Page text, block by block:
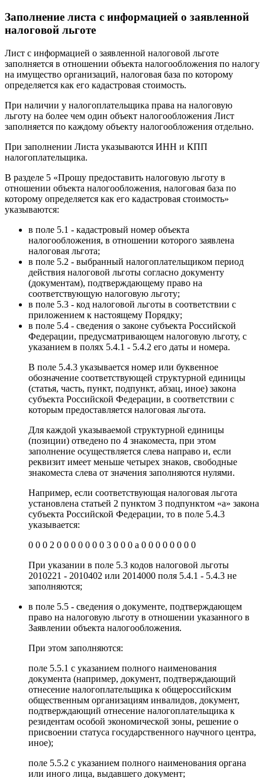
Заполнение листа с информацией о заявленной
налоговой льготе
Лист с информацией о заявленной налоговой льготе
заполняется в отношении объекта налогообложения по налогу
на имущество организаций, налоговая база по которому
определяется как его кадастровая стоимость.
При наличии у налогоплательщика права на налоговую
льготу на более чем один объект налогообложения Лист
заполняется по каждому объекту налогообложения отдельно.
При заполнении Листа указываются ИНН и КПП
налогоплательщика.
В разделе 5 «Прошу предоставить налоговую льготу в
отношении объекта налогообложения, налоговая база по
которому определяется как его кадастровая стоимость»
указываются:
в поле 5.1 - кадастровый номер объекта
налогообложения, в отношении которого заявлена
налоговая льгота;
в поле 5.2 - выбранный налогоплательщиком период
действия налоговой льготы согласно документу
(документам), подтверждающему право на
соответствующую налоговую льготу;
в поле 5.3 - код налоговой льготы в соответствии с
приложением к настоящему Порядку;
в поле 5.4 - сведения о законе субъекта Российской
Федерации, предусматривающем налоговую льготу, с
указанием в полях 5.4.1 - 5.4.2 его даты и номера.
В поле 5.4.3 указывается номер или буквенное
обозначение соответствующей структурной единицы
(статья, часть, пункт, подпункт, абзац, иное) закона
субъекта Российской Федерации, в соответствии с
которым предоставляется налоговая льгота.
Для каждой указываемой структурной единицы
(позиции) отведено по 4 знакоместа, при этом
заполнение осуществляется слева направо и, если
реквизит имеет меньше четырех знаков, свободные
знакоместа слева от значения заполняются нулями.
Например, если соответствующая налоговая льгота
установлена статьей 2 пунктом 3 подпунктом «а» закона
субъекта Российской Федерации, то в поле 5.4.3
указывается:
0 0 0 2 0 0 0 0 0 0 0 3 0 0 0 а 0 0 0 0 0 0 0 0
При указании в поле 5.3 кодов налоговой льготы
2010221 - 2010402 или 2014000 поля 5.4.1 - 5.4.3 не
заполняются;
в поле 5.5 - сведения о документе, подтверждающем
право на налоговую льготу в отношении указанного в
Заявлении объекта налогообложения.
При этом заполняются:
поле 5.5.1 с указанием полного наименования
документа (например, документ, подтверждающий
отнесение налогоплательщика к общероссийским
общественным организациям инвалидов, документ,
подтверждающий отнесение налогоплательщика к
резидентам особой экономической зоны, решение о
присвоении статуса государственного научного центра,
иное);
поле 5.5.2 с указанием полного наименования органа
или иного лица, выдавшего документ;